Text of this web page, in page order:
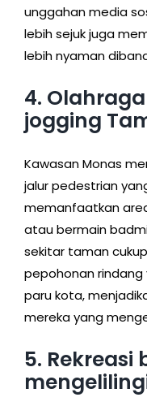
unggahan media
lebih sejuk juga
lebih nyaman
4.
jogging
Kawasan Monas
jalur pedestrian
memanfaatkan
atau bermain
sekitar taman
pepohonan
paru kota,
mereka yang
5. Rekreasi